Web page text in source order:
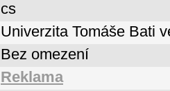
cs
Univerzita Tomáše Bati
Bez omezení
Reklama